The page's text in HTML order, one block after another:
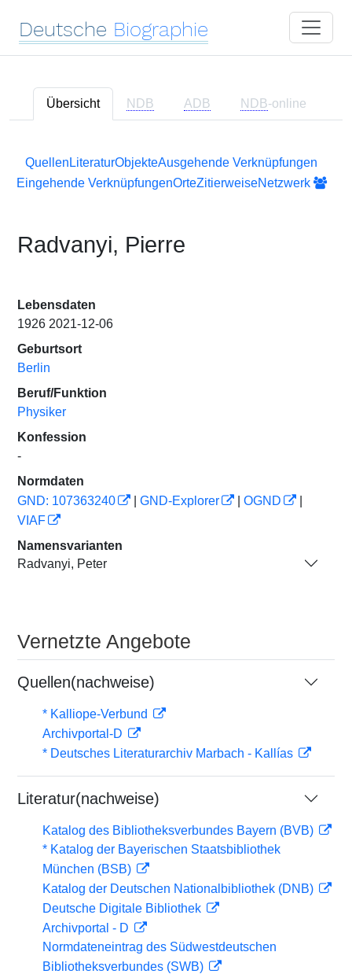
Deutsche Biographie
Übersicht NDB ADB NDB-online
Quellen LiteraturObjekteAusgehende Verknüpfungen
Eingehende VerknüpfungenOrteZitierweiseNetzwerk
Radvanyi, Pierre
Lebensdaten
1926 2021-12-06
Geburtsort
Berlin
Beruf/Funktion
Physiker
Konfession
-
Normdaten
GND: 107363240
GND-Explorer OGND
VIAF
Namensvarianten
Radvanyi, Peter
Vernetzte Angebote
Quellen(nachweise)
* Kalliope-Verbund
Archivportal-D
* Deutsches Literaturarchiv Marbach - Kallías
Literatur(nachweise)
Katalog des Bibliotheksverbundes Bayern (BVB)
* Katalog der Bayerischen Staatsbibliothek
München (BSB)
Katalog der Deutschen Nationalbibliothek (DNB)
Deutsche Digitale Bibliothek
Archivportal - D
Normdateneintrag des Südwestdeutschen
Bibliotheksverbundes (SWB)